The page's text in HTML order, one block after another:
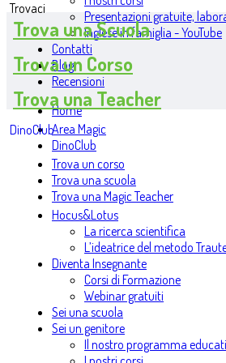
Presentazioni gratuite,
Inglese in famiglia - YouTube
Contatti
Blog
Recensioni
Home
Area Magic
DinoClub
Trova un corso
Trova una scuola
Trova una Magic Teacher
Hocus&Lotus
La ricerca scientifica
L’ideatrice del metodo
Diventa Insegnante
Corsi di Formazione
Webinar gratuiti
Sei una scuola
Sei un genitore
Il nostro programma
Trovaci
Trova una Scuola
Trova un Corso
Trova una Teacher
DinoClub